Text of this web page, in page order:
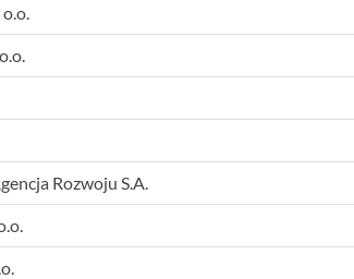
Rozwoju S.A.